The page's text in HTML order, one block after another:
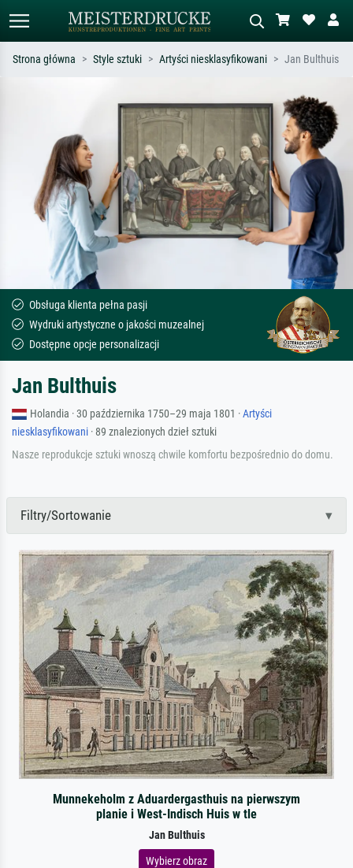
Szukaj wg artysty, tytułu lub stylu – np.
Monet, Gwiaździsta noc,
impresjonizm, fala Hokusaia, akt.
Opisz scenę – np. zielona łąka,
abstrakcja z czerwienią, ciemny olej,
stojący akt obok drzewa.
Strona główna Style sztuki Artyści niesklasyfikowani Jan Bulthuis
Obsługa klienta pełna pasji
Wydruki artystyczne o jakości muzealnej
Dostępne opcje personalizacji
Jan Bulthuis
Holandia · 30 października 1750–29 maja 1801 ·Artyści
niesklasyfikowani · 89 znalezionych dzieł sztuki
Nasze reprodukcje sztuki wnoszą chwile komfortu bezpośrednio do domu.
Filtry/Sortowanie
Munnekeholm z Aduardergasthuis na pierwszym
planie i West-Indisch Huis w tle
Jan Bulthuis
Wybierz obraz